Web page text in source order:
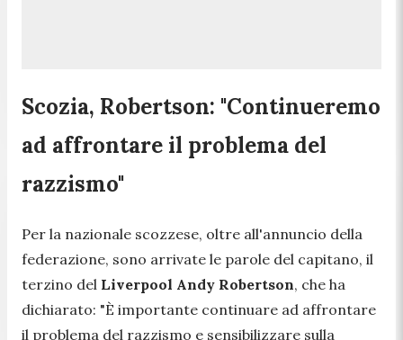
Scozia, Robertson: "Continueremo
ad affrontare il problema del
razzismo"
Per la nazionale scozzese, oltre all'annuncio della
federazione, sono arrivate le parole del capitano, il
terzino del Liverpool Andy Robertson, che ha
dichiarato: "È importante continuare ad affrontare
il problema del razzismo e sensibilizzare sulla